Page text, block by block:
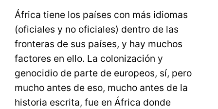
África tiene los países con más idiomas
(oficiales y no oficiales) dentro de las
fronteras de sus países, y hay muchos
factores en ello. La colonización y
genocidio de parte de europeos, sí, pero
mucho antes de eso, mucho antes de la
historia escrita, fue en África donde